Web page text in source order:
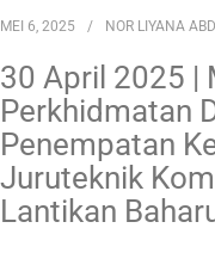
MEI 6, 2025 NOR LIYANA
30 April 2025 |
Perkhidmatan
Penempatan
Juruteknik
Lantikan